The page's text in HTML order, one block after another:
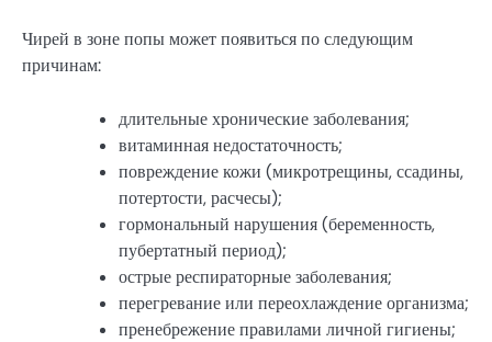
Чирей в зоне попы может появиться по следующим
причинам:
длительные хронические заболевания;
витаминная недостаточность;
повреждение кожи (микротрещины, ссадины,
потертости, расчесы);
гормональный нарушения (беременность,
пубертатный период);
острые респираторные заболевания;
перегревание или переохлаждение организма;
пренебрежение правилами личной гигиены;